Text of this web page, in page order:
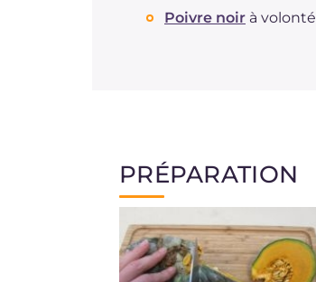
Poivre noir à volonté
PRÉPARATION